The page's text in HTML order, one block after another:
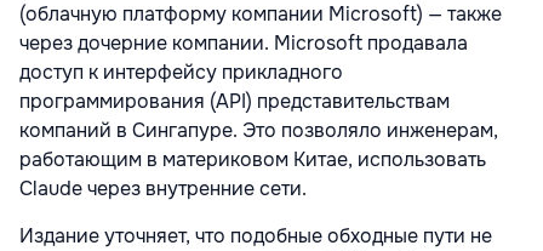
(облачную платформу компании Microsoft) — также
через дочерние компании. Microsoft продавала
доступ к интерфейсу прикладного
программирования (API) представительствам
компаний в Сингапуре. Это позволяло инженерам,
работающим в материковом Китае, использовать
Claude через внутренние сети.
Издание уточняет, что подобные обходные пути не